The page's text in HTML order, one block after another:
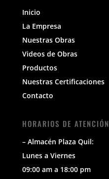
Inicio
La Empresa
Nuestras Obras
Videos de Obras
Productos
Nuestras Certificaciones
Contacto
HORARIOS DE ATENCIÓN
– Almacén Plaza Quil:
Lunes a Viernes
09:00 am a 18:00 pm